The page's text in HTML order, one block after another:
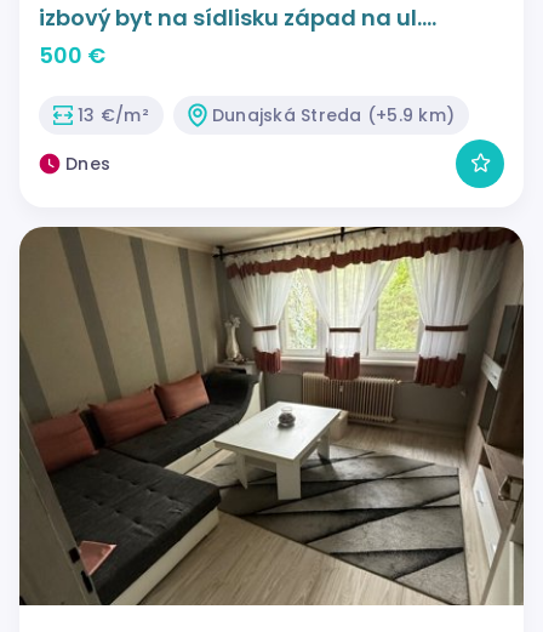
izbový byt na sídlisku západ na ul.
500 €
13 €/m²
Dunajská Streda (+5.9 km)
Dnes